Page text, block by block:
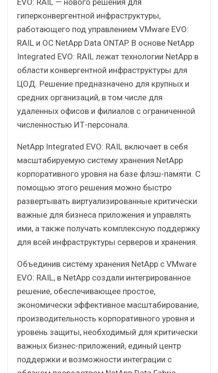
гиперконвергентной инфраструктуры,
работающего под управлением VMware EVO:
RAIL и ОС NetApp Data ONTAP. В основе NetApp
Integrated EVO: RAIL лежат технологии NetApp в
области конвергентной инфраструктуры для
ЦОД. Решение предназначено для крупных и
средних организаций, в том числе для
удаленных офисов и филиалов с ограниченной
численностью ИТ-персонала.
NetApp Integrated EVO: RAIL включает в себя
маcштабируемую систему хранения NetApp
корпоративного уровня на базе флэш-памяти. С
помощью этого решения можно быстро
развертывать виртуализированные критически
важные для бизнеса приложения и управлять
ими, а также получать комплексную поддержку
для всей инфраструктуры серверов и хранения.
Объединив систему хранения NetApp с VMware
EVO: RAIL, в NetApp создали интегрированное
решение, обеспечивающее простое,
экономически эффективное масштабирование,
производительность корпоративного уровня и
уровень защиты, необходимый для критически
важных бизнес-приложений, единый центр
поддержки и возможности интеграции с